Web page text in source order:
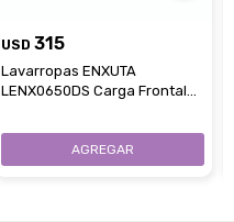
USD 315
Lavarropas ENXUTA
LENX0650DS Carga Frontal